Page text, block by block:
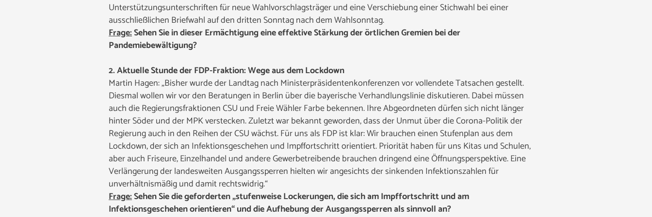
Unterstützungsunterschriften für neue Wahlvorschlagsträger und eine Verschiebung einer Stichwahl bei einer
ausschließlichen Briefwahl auf den dritten Sonntag nach dem Wahlsonntag.
Frage:Sehen Sie in dieser Ermächtigung eine effektive Stärkung der örtlichen Gremien bei der
Pandemiebewältigung?
2. Aktuelle Stunde der FDP-Fraktion: Wege aus dem Lockdown
Martin Hagen: „Bisher wurde der Landtag nach Ministerpräsidentenkonferenzen vor vollendete Tatsachen gestellt.
Diesmal wollen wir vor den Beratungen in Berlin über die bayerische Verhandlungslinie diskutieren. Dabei müssen
auch die Regierungsfraktionen CSU und Freie Wähler Farbe bekennen. Ihre Abgeordneten dürfen sich nicht länger
hinter Söder und der MPK verstecken. Zuletzt war bekannt geworden, dass der Unmut über die Corona-Politik der
Regierung auch in den Reihen der CSU wächst. Für uns als FDP ist klar: Wir brauchen einen Stufenplan aus dem
Lockdown, der sich an Infektionsgeschehen und Impffortschritt orientiert. Priorität haben für uns Kitas und Schulen,
aber auch Friseure, Einzelhandel und andere Gewerbetreibende brauchen dringend eine Öffnungsperspektive. Eine
Verlängerung der landesweiten Ausgangssperren hielten wir angesichts der sinkenden Infektionszahlen für
unverhältnismäßig und damit rechtswidrig.“
Frage:Sehen Sie die geforderten „stufenweise Lockerungen, die sich am Impffortschritt und am
Infektionsgeschehen orientieren“ und die Aufhebung der Ausgangssperren als sinnvoll an?